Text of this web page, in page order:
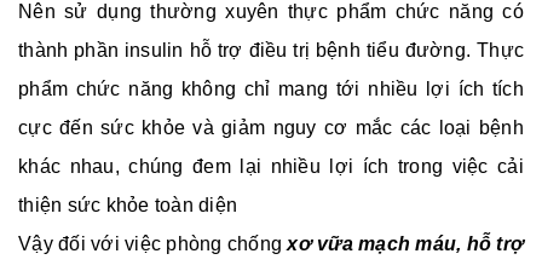
Nên sử dụng thường xuyên thực phẩm chức năng có
thành phần insulin hỗ trợ điều trị bệnh tiểu đường. Thực
phẩm chức năng không chỉ mang tới nhiều lợi ích tích
cực đến sức khỏe và giảm nguy cơ mắc các loại bệnh
khác nhau, chúng đem lại nhiều lợi ích trong việc cải
thiện sức khỏe toàn diện
Vậy đối với việc phòng chốngxơ vữa mạch máu, hỗ trợ